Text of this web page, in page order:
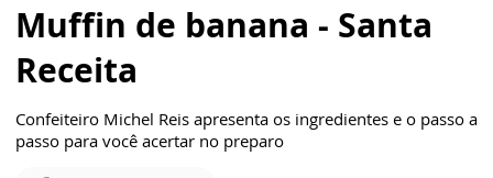
Muffin de banana - Santa
Receita
Confeiteiro Michel Reis apresenta os ingredientes e o passo a
passo para você acertar no preparo